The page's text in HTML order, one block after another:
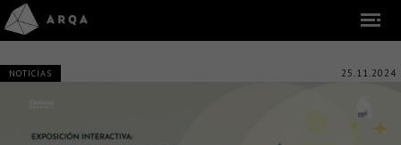
NOTICIAS 25.11.2024